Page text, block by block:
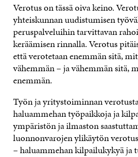
Verotus on tässä oiva keino.
yhteiskunnan uudistumisen
peruspalveluihin tarvittavan
keräämisen rinnalla. Verotus
että verotetaan enemmän sitä,
vähemmän – ja vähemmän sitä,
enemmän.
Työn ja yritystoiminnan
haluammehan työpaikkoja ja
ympäristön ja ilmaston
luonnonvarojen ylikäytön
– haluammehan kilpailukykyä ja